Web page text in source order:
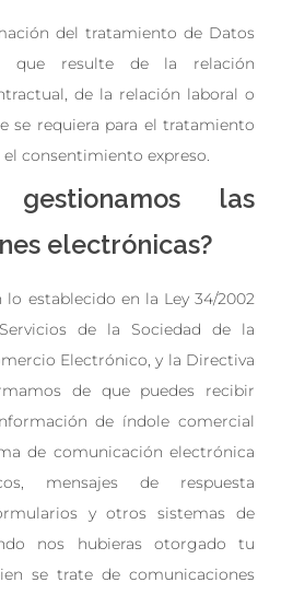
del tratamiento de Datos
que resulte de la relación
de la relación laboral o
se requiera para el tratamiento
consentimiento expreso.
las
electrónicas?
establecido en la Ley 34/2002
de la Sociedad de la
Electrónico, y la Directiva
de que puedes recibir
de índole comercial
de comunicación electrónica
mensajes de respuesta
y otros sistemas de
nos hubieras otorgado tu
se trate de comunicaciones